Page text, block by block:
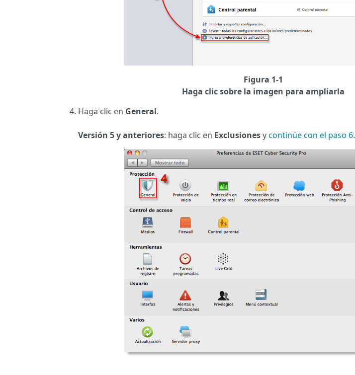
Figura 1-1
Haga clic sobre la imagen para ampliarla
Haga clic en General.
Versión 5 y anteriores: haga clic en Exclusionesycontinúe con el paso 6.